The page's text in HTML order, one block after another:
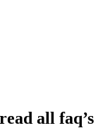
read all faq’s